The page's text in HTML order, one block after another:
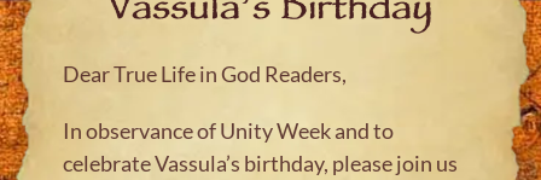
Vassula’s Birthday
Dear True Life in God Readers,
In observance of Unity Week and to
celebrate Vassula’s birthday, please join us